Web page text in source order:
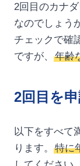
2回目のカナ
なのでしょう
チェックで確
ですが、
年齢
2回目を
以下をすべて
ります。
特に